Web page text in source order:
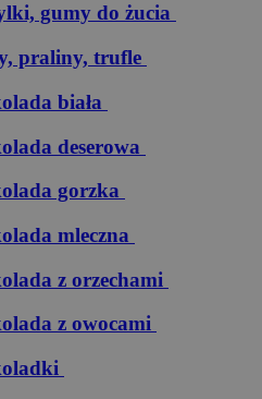
gumy do żucia
praliny, trufle
biała
deserowa
gorzka
mleczna
z orzechami
z owocami